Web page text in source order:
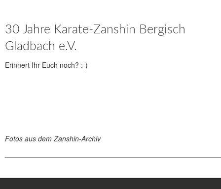
30 Jahre Karate-Zanshin Bergisch
Gladbach e.V.
Erinnert Ihr Euch noch? :-)
Fotos aus dem Zanshin-Archiv